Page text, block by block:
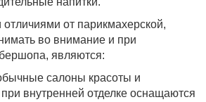
от парикмахерской,
во внимание и при
являются:
салоны красоты и
внутренней отделке оснащаются